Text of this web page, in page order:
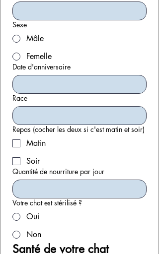
Sexe
Mâle
Femelle
Date d'anniversaire
Race
Repas (cocher les deux si c'est matin et soir)
Matin
Soir
Quantité de nourriture par jour
Votre chat est stérilisé ?
Oui
Non
Santé de votre chat